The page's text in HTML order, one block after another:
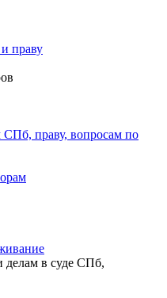
праву
праву, вопросам по
в суде СПб,